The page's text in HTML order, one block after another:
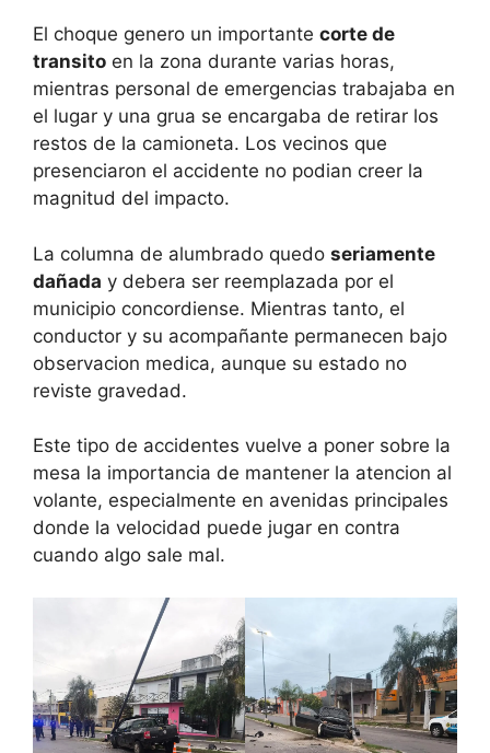
El choque genero un importante corte de
transito en la zona durante varias horas,
mientras personal de emergencias trabajaba en
el lugar y una grua se encargaba de retirar los
restos de la camioneta. Los vecinos que
presenciaron el accidente no podian creer la
magnitud del impacto.
La columna de alumbrado quedo seriamente
dañada y debera ser reemplazada por el
municipio concordiense. Mientras tanto, el
conductor y su acompañante permanecen bajo
observacion medica, aunque su estado no
reviste gravedad.
Este tipo de accidentes vuelve a poner sobre la
mesa la importancia de mantener la atencion al
volante, especialmente en avenidas principales
donde la velocidad puede jugar en contra
cuando algo sale mal.